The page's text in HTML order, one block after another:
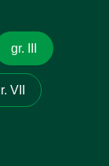
gr. III
VII